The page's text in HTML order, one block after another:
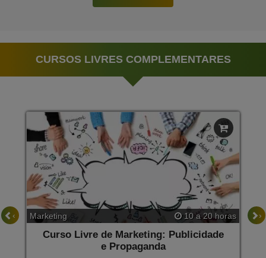
CURSOS LIVRES COMPLEMENTARES
Marketing 10 a 20 horas
Curso Livre de Marketing: Publicidade
e Propaganda
‹ ›